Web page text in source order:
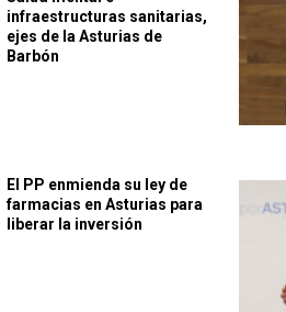
infraestructuras sanitarias,
ejes de la Asturias de
Barbón
El PP enmienda su ley de
farmacias en Asturias para
liberar la inversión